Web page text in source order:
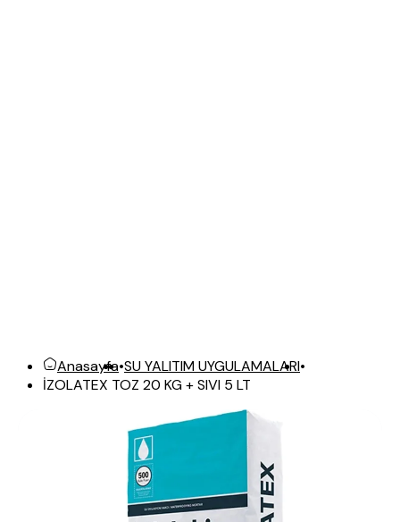
Anasayfa•SU YALITIM UYGULAMALARI•
İZOLATEX TOZ 20 KG + SIVI 5 LT